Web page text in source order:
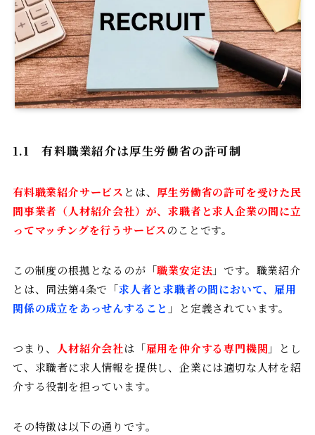
1.1 有料職業紹介は厚生労働省の許可制
有料職業紹介サービス とは、 厚生労働省の許可を受けた民
間事業者（人材紹介会社）が、求職者と求人企業の間に立
ってマッチングを行うサービスのことです。
この制度の根拠となるのが「職業安定法」です。職業紹介
とは、同法第4条で「求人者と求職者の間において、雇用
関係の成立をあっせんすること 」と定義されています。
つまり、 人材紹介会社は「雇用を仲介する専門機関 」とし
て、求職者に求人情報を提供し、企業には適切な人材を紹
介する役割を担っています。
その特徴は以下の通りです。